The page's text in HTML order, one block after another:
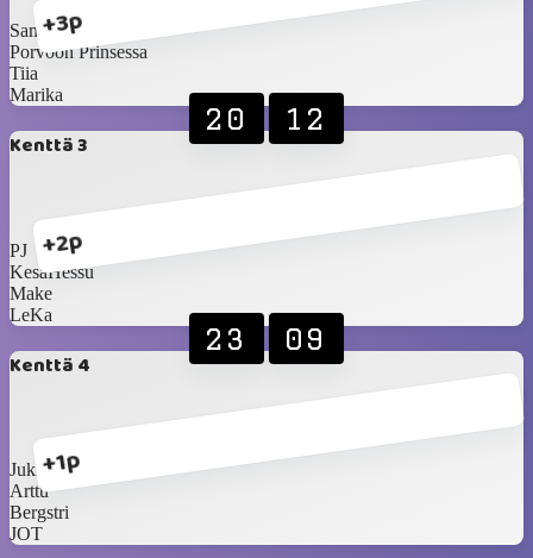
+3p
Sami
Porvoon Prinsessa
Tiia
Marika
Kenttä 3
+2p
20 12
PJ
KesäHessu
Make
LeKa
Kenttä 4
+1p
23 09
Jukka Salama
Arttu
Bergstri
JOT